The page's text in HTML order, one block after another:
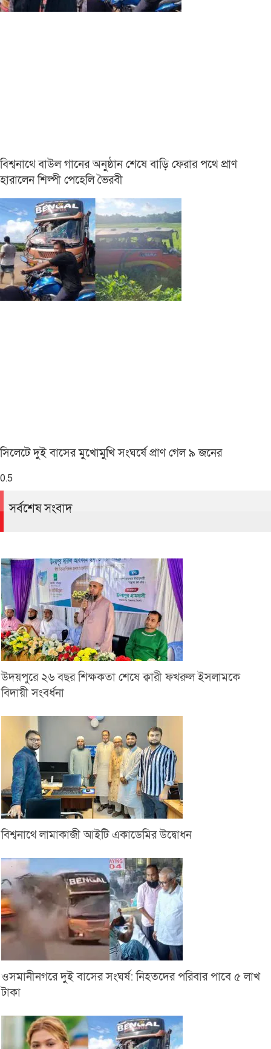
বিশ্বনাথে বাউল গানের অনুষ্ঠান শেষে বাড়ি ফেরার পথে প্রাণ
হারালেন শিল্পী পেহেলি ভৈরবী
সিলেটে দুই বাসের মুখোমুখি সংঘর্ষে প্রাণ গেল ৯ জনের
সর্বশেষ সংবাদ
উদয়পুরে ২৬ বছর শিক্ষকতা শেষে ক্বারী ফখরুল ইসলামকে
বিদায়ী সংবর্ধনা
বিশ্বনাথে লামাকাজী আইটি একাডেমির উদ্বোধন
ওসমানীনগরে দুই বাসের সংঘর্ষ: নিহতদের পরিবার পাবে ৫ লাখ
টাকা